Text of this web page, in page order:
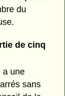
du
de cinq
a une
sans